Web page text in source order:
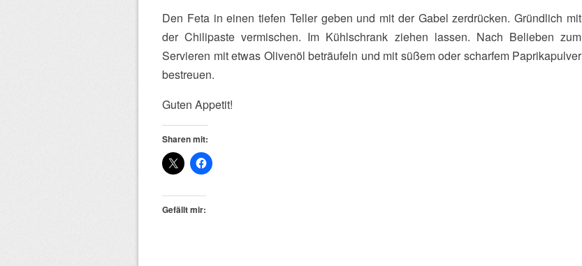
Den Feta in einen tiefen Teller geben und mit der Gabel zerdrücken. Gründlich mit
der Chilipaste vermischen. Im Kühlschrank ziehen lassen. Nach Belieben zum
Servieren mit etwas Olivenöl beträufeln und mit süßem oder scharfem Paprikapulver
bestreuen.
Guten Appetit!
Sharen mit:
Gefällt mir: